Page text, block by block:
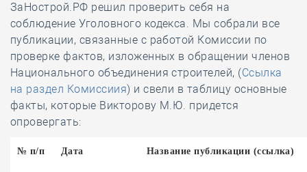
ЗаНострой.РФ решил проверить себя на
соблюдение Уголовного кодекса. Мы собрали все
публикации, связанные с работой Комиссии по
проверке фактов, изложенных в обращении членов
Национального объединения строителей, (Ссылка
на раздел Комиссиия) и свели в таблицу основные
факты, которые Викторову М.Ю. придется
опровергать:
№ п/п Дата Название публикации (ссылка)